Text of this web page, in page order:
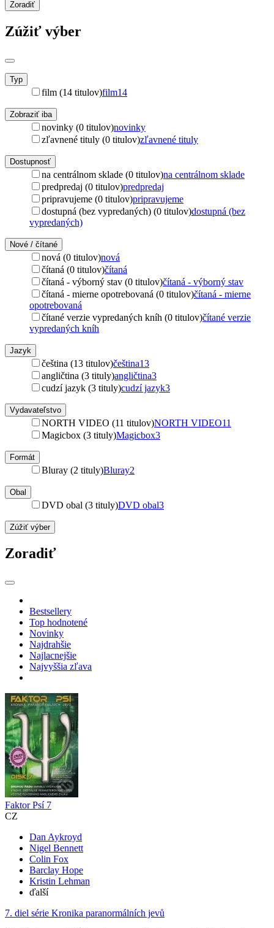
Zoradiť
Zúžiť výber
Typ
film (14 titulov)film14
Zobraziť iba
novinky (0 titulov)novinky
zľavnené tituly (0 titulov)zľavnené tituly
Dostupnosť
na centrálnom sklade (0 titulov)na centrálnom sklade
predpredaj (0 titulov)predpredaj
pripravujeme (0 titulov)pripravujeme
dostupná (bez vypredaných) (0 titulov)dostupná (bez
vypredaných)
Nové / čítané
nová (0 titulov)nová
čítaná (0 titulov)čítaná
čítaná - výborný stav (0 titulov)čítaná - výborný stav
čítaná - mierne opotrebovaná (0 titulov)čítaná - mierne
opotrebovaná
čítané verzie vypredaných kníh (0 titulov)čítané verzie
vypredaných kníh
Jazyk
čeština (13 titulov)čeština13
angličtina (3 tituly)angličtina3
cudzí jazyk (3 tituly)cudzí jazyk3
Vydavateľstvo
NORTH VIDEO (11 titulov)NORTH VIDEO11
Magicbox (3 tituly)Magicbox3
Formát
Bluray (2 tituly)Bluray2
Obal
DVD obal (3 tituly)DVD obal3
Zúžiť výber
Zoradiť
Bestsellery
Top hodnotené
Novinky
Najdrahšie
Najlacnejšie
Najvyššia zľava
Faktor Psí 7
CZ
Dan Aykroyd
Nigel Bennett
Colin Fox
Barclay Hope
Kristin Lehman
ďalší
7. diel série Kronika paranormálních jevů